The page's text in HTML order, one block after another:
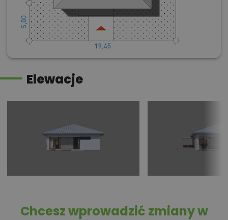
Elewacje
Chcesz wprowadzić zmiany w